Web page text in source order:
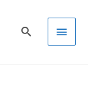
Main